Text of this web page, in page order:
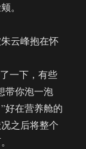
。
云峰抱在怀
一下，有些
带你泡一泡
好在营养舱的
之后将整个